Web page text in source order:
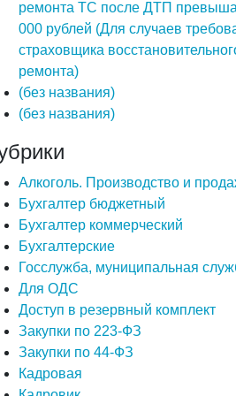
ремонта ТС после ДТП
000 рублей (Для случаев
страховщика
ремонта)
(без названия)
(без названия)
Алкоголь. Производство и
Бухгалтер бюджетный
Бухгалтер коммерческий
Бухгалтерские
Госслужба, муниципальная
Для ОДС
Доступ в резервный комплект
Закупки по 223-ФЗ
Закупки по 44-ФЗ
Кадровая